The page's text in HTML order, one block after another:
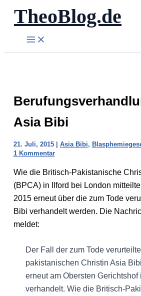
Zum
Inhalt
springen
TheoBlog.de
Asia Bibi
21. Juli, 2015 | Asia Bibi,
1 Kommentar
Wie die Britisch-Pakistanische
(BPCA) in Ilford bei London
2015 erneut über die zum Tode
Bibi verhandelt werden. Die
meldet:
Der Fall der zum Tode
pakistanischen Christin Asia
erneut am Obersten Gerichtshof
verhandelt. Wie die Britisch-